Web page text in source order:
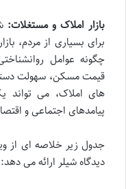
بازار املاک و مستغلات:
برای بسیاری از مردم،
چگونه عوامل
قیمت مسکن، سهولت
های املاک، می
پیامدهای اجتماعی و
جدول زیر خلاصه ای از
دیدگاه شیلر ارائه می دهد: